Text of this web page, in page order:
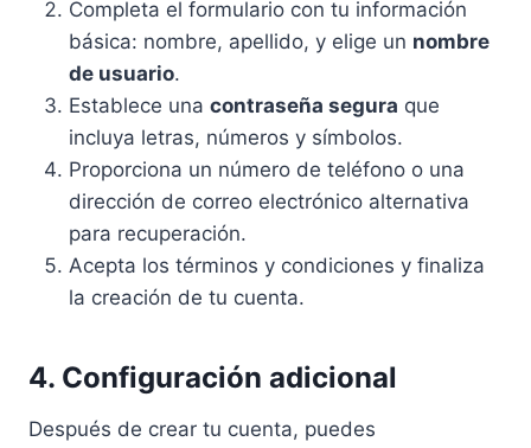
Completa el formulario con tu información
básica: nombre, apellido, y elige un nombre
de usuario.
Establece una contraseña segura que
incluya letras, números y símbolos.
Proporciona un número de teléfono o una
dirección de correo electrónico alternativa
para recuperación.
Acepta los términos y condiciones y finaliza
la creación de tu cuenta.
4. Configuración adicional
Después de crear tu cuenta, puedes